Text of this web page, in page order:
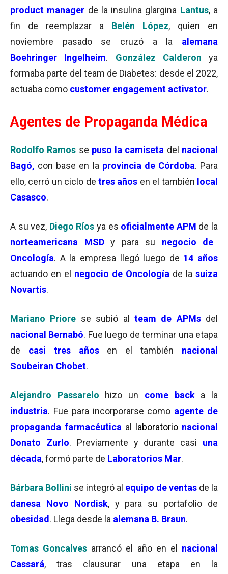
product manager de la insulina glargina Lantus, a
fin de reemplazar a Belén López, quien en
noviembre pasado se cruzó a la alemana
Boehringer Ingelheim. González Calderon
ya
formaba parte del team de Diabetes: desde el 2022,
actuaba como customer engagement activator.
Agentes de Propaganda Médica
Rodolfo Ramos se puso la camiseta del nacional
Bagó, con base en la provincia de Córdoba. Para
ello, cerró un ciclo de tres años en el también local
Casasco.
A su vez, Diego Ríos ya es oficialmente APM de la
norteamericana MSDy para su negocio de
Oncología. A la empresa llegó luego de 14 años
actuando en e negocio de Oncología de la suiza
Novartis.
Mariano Priore se subió al team de APMsdel
nacional Bernabó. Fue luego de terminar una etapa
de casi tres años en el también nacional
Soubeiran Chobet.
Alejandro Passarelo hizo un come backa la
industria. Fue para incorporarse como agente de
propaganda farmacéutica al laboratorio nacional
Donato Zurlo. Previamente y durante casi una
década, formó parte de Laboratorios Mar.
Bárbara Bollini se integró al equipo de ventas de la
danesa Novo Nordisk, y para su portafolio de
obesidad . Llega desde la alemana B. Braun.
Tomas Goncalves arrancó el año en el nacional
Cassará, tras clausurar una etapa en la